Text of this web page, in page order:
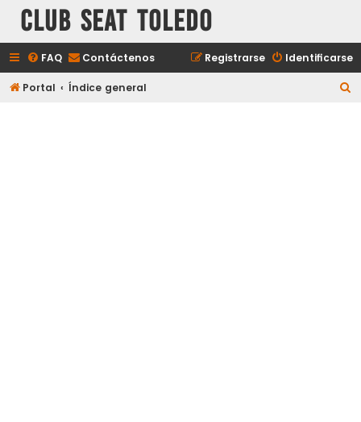
Club Seat Toledo
FAQ Contáctenos Identificarse
Registrarse
Portal Índice general